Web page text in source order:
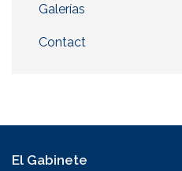
Galerías
Contact
El Gabinete